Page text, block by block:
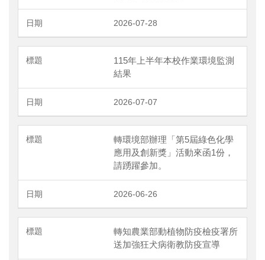
2026-07-28
115年上半年本校作業環境監測
結果
2026-07-07
轉環境部辦理「第5屆綠色化學
應用及創新獎」活動來函1份，
請踴躍參加。
2026-06-26
轉知農業部動植物防疫檢疫署所
送加強狂犬病衛教防疫宣導